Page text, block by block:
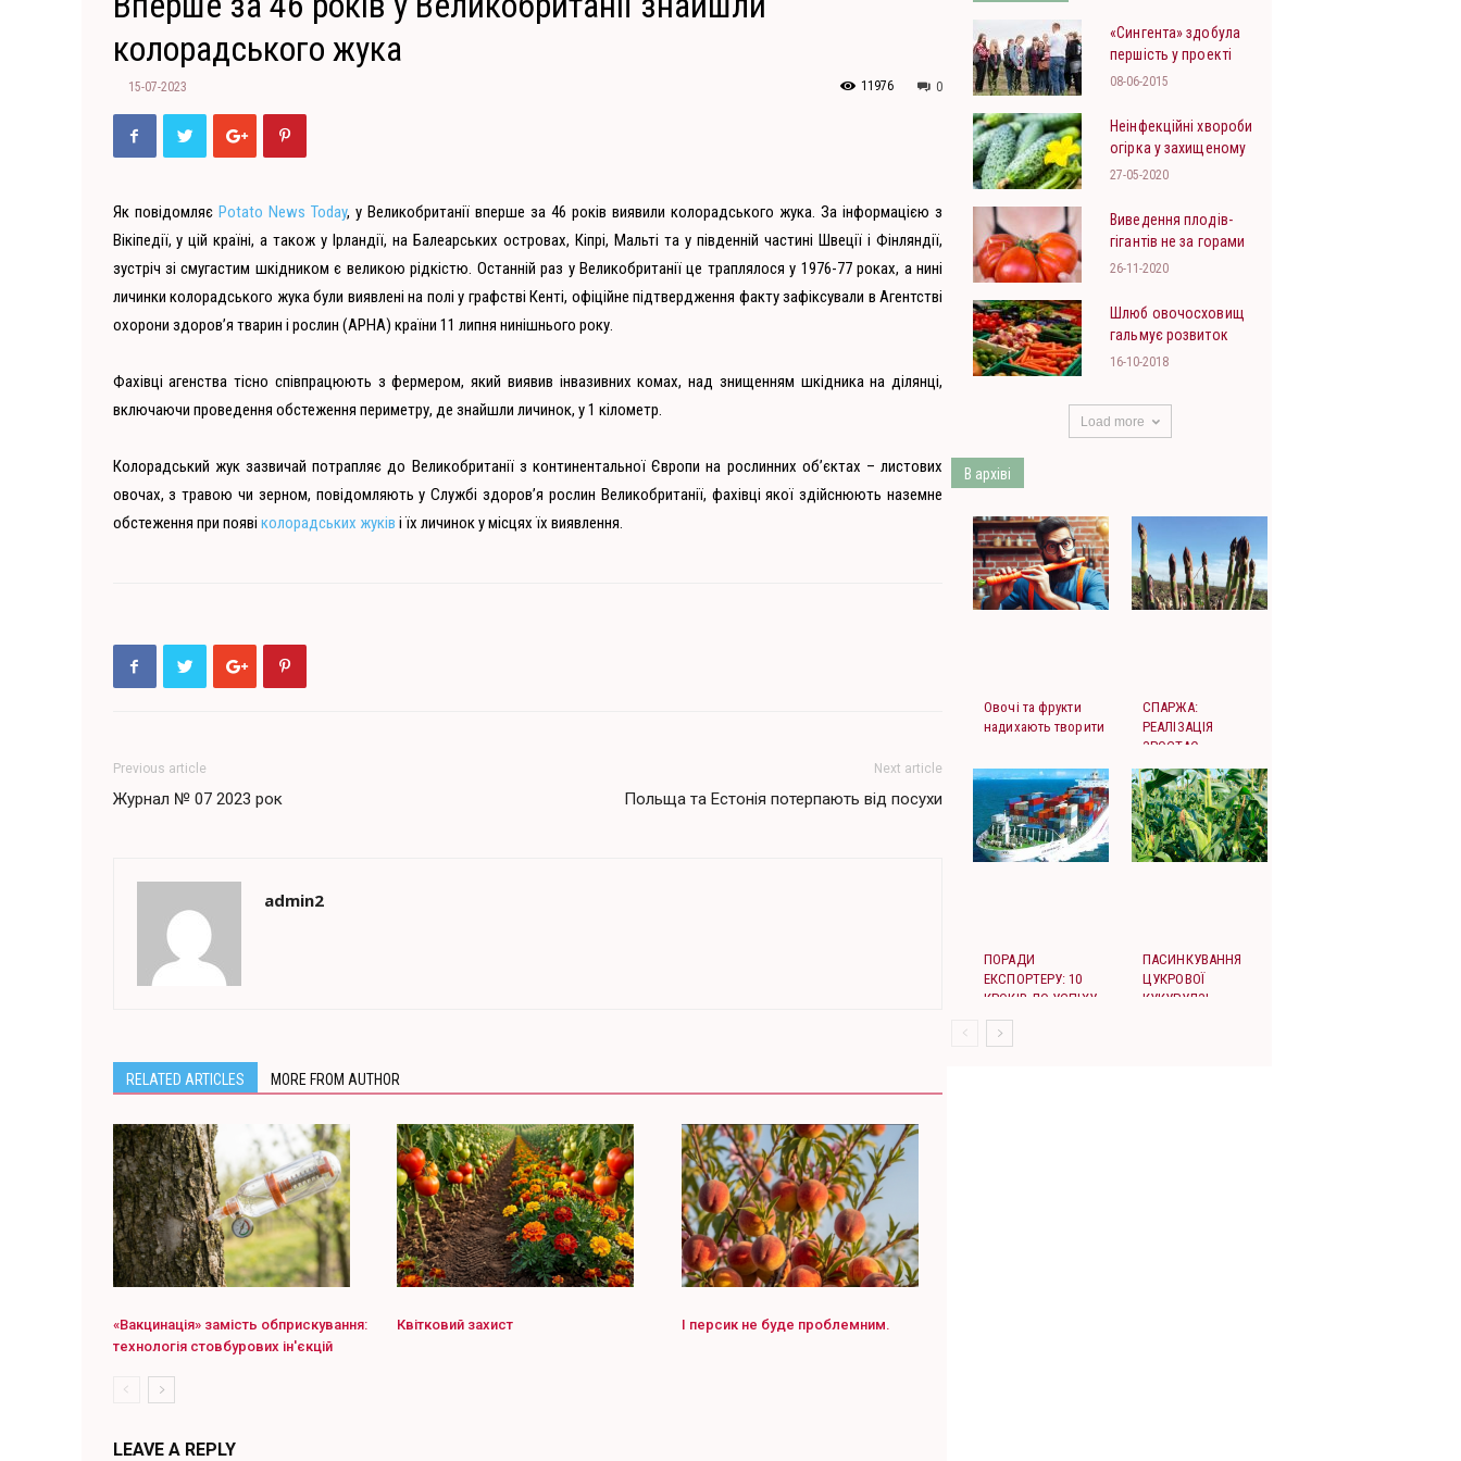
колорадського жука
15-07-2023 0
11976
Як повідомляє Potato News Today, у Великобританії вперше за 46 років виявили колорадського жука. За інформацією з
Вікіпедії, у цій країні, а також у Ірландії, на Балеарських островах, Кіпрі, Мальті та у південній частині Швеції і Фінляндії,
зустріч зі смугастим шкідником є великою рідкістю. Останній раз у Великобританії це траплялося у 1976-77 роках, а нині
личинки колорадського жука були виявлені на полі у графстві Кенті, офіційне підтвердження факту зафіксували в Агентстві
охорони здоров’я тварин і рослин (APHA) країни 11 липня нинішнього року.
Фахівці агенства тісно співпрацюють з фермером, який виявив інвазивних комах, над знищенням шкідника на ділянці,
включаючи проведення обстеження периметру, де знайшли личинок, у 1 кілометр.
Колорадський жук зазвичай потрапляє до Великобританії з континентальної Європи на рослинних об’єктах – листових
овочах, з травою чи зерном, повідомляють у Службі здоров’я рослин Великобританії, фахівці якої здійснюють наземне
обстеження при появі колорадських жуків і їх личинок у місцях їх виявлення.
Previous article
Журнал № 07 2023 рок
Next article
Польща та Естонія потерпають від посухи
admin2
RELATED ARTICLES MORE FROM AUTHOR
«Вакцинація» замість обприскування:
технологія стовбурових ін'єкцій
Квітковий захист І персик не буде проблемним.
LEAVE A REPLY
«Сингента» здобула
першість у проекті
«STEM: професії
08-06-2015
Неінфекційні хвороби
огірка у захищеному
ґрунті
27-05-2020
Виведення плодів-
гігантів не за горами
26-11-2020
Шлюб овочосховищ
гальмує розвиток
галузі
16-10-2018
Load more
В архіві
Овочі та фрукти
надихають творити
СПАРЖА:
РЕАЛІЗАЦІЯ
ЗРОСТАЄ
ПОРАДИ
ЕКСПОРТЕРУ: 10
КРОКІВ ДО УСПІХУ
НА РИНКУ ЄС
ПАСИНКУВАННЯ
ЦУКРОВОЇ
КУКУРУДЗІ